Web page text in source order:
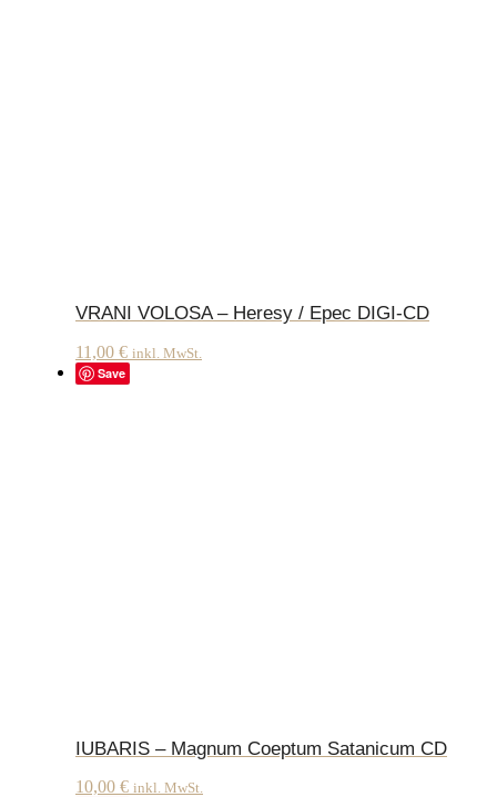
VRANI VOLOSA – Heresy / Epec DIGI-CD
11,00 € inkl. MwSt.
Save
IUBARIS – Magnum Coeptum Satanicum CD
10,00 € inkl. MwSt.